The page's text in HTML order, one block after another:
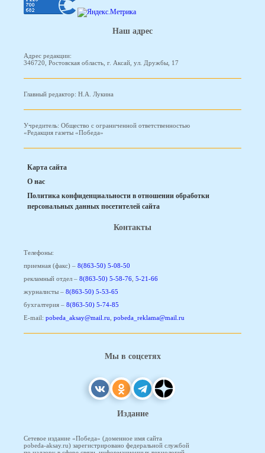
Наш адрес
Адрес редакции:
346720, Ростовская область, г. Аксай, ул. Дружбы, 17
Главный редактор: Н.А. Лукина
Учредитель: Общество с ограниченной ответственностью
«Редакция газеты «Победа»
Карта сайта
О нас
Политика конфиденциальности в отношении обработки
персональных данных посетителей сайта
Контакты
Телефоны:
приемная (факс) – 8(863-50) 5-08-50
рекламный отдел – 8(863-50) 5-58-76 5-21-66
журналисты – 8(863-50) 5-53-65
бухгалтерия – 8(863-50) 5-74-85
E-mail: pobeda_aksay@mail.ru pobeda_reklama@mail.ru
Мы в соцсетях
Издание
Сетевое издание «Победа» (доменное имя сайта
pobeda-aksay.ru) зарегистрировано федеральной службой